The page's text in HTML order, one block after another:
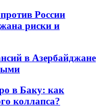
России
риски и
в Азербайджане
в Баку: как
коллапса?